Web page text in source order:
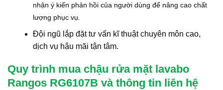
nhận ý kiến phản hồi của người dùng để nâng cao chất
lượng phục vụ.
Đội ngũ lắp đặt tư vấn kĩ thuật chuyên môn cao,
dịch vụ hậu mãi tận tâm.
Quy trình mua chậu rửa mặt lavabo
Rangos RG6107B và thông tin liên hệ